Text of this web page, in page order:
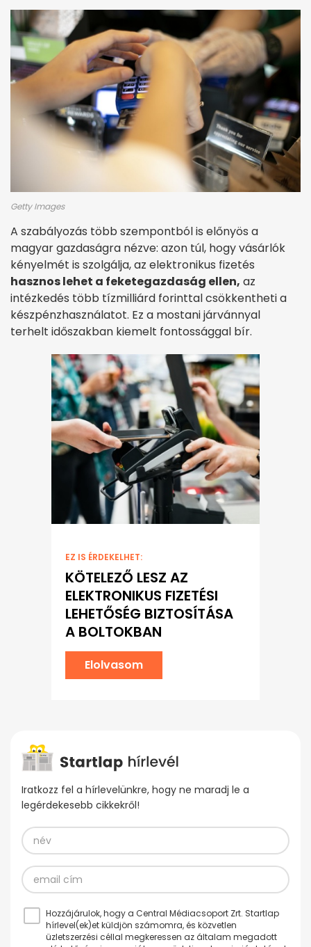
Getty Images
A szabályozás több szempontból is előnyös a
magyar gazdaságra nézve: azon túl, hogy vásárlók
kényelmét is szolgálja, az elektronikus fizetés
hasznos lehet a feketegazdaság ellen, az
intézkedés több tízmilliárd forinttal csökkentheti a
készpénzhasználatot. Ez a mostani járvánnyal
terhelt időszakban kiemelt fontossággal bír.
EZ IS ÉRDEKELHET:
KÖTELEZŐ LESZ AZ
ELEKTRONIKUS FIZETÉSI
LEHETŐSÉG BIZTOSÍTÁSA
A BOLTOKBAN
Elolvasom
Iratkozz fel a hírlevelünkre, hogy ne maradj le a
legérdekesebb cikkekről!
Hozzájárulok, hogy a Central Médiacsoport Zrt. Startlap
hírlevel(ek)et küldjön számomra, és közvetlen
üzletszerzési céllal megkeressen az általam megadott